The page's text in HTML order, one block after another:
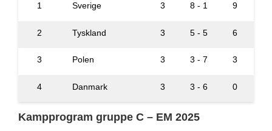
1 Sverige 3 8 - 1 9
2 Tyskland 3 5 - 5 6
3 Polen 3 3 - 7 3
4 Danmark 3 3 - 6 0
Kampprogram gruppe C – EM 2025